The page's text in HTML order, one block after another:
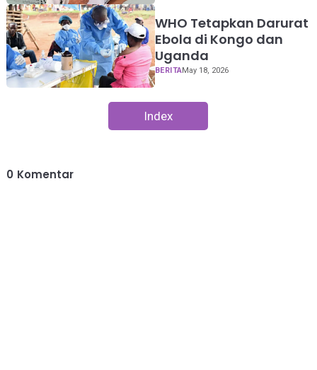
WHO Tetapkan Darurat
Ebola di Kongo dan
Uganda
BERITAMay 18, 2026
Index
0 Komentar